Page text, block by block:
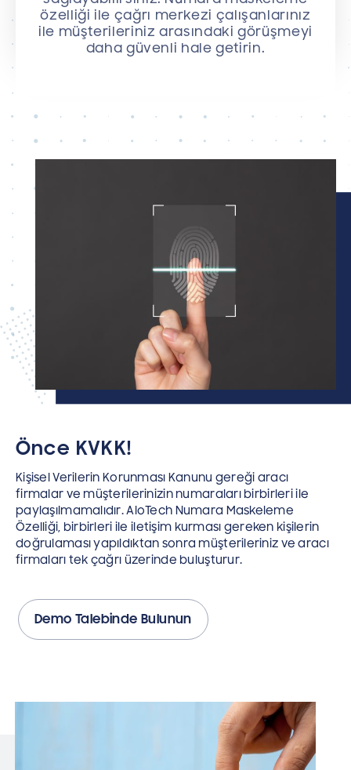
özelliği ile çağrı merkezi çalışanlarınız
ile müşterileriniz arasındaki görüşmeyi
daha güvenli hale getirin.
Önce KVKK!
Kişisel Verilerin Korunması Kanunu gereği aracı
firmalar ve müşterilerinizin numaraları birbirleri ile
paylaşılmamalıdır. AloTech Numara Maskeleme
Özelliği, birbirleri ile iletişim kurması gereken kişilerin
doğrulaması yapıldıktan sonra müşterileriniz ve aracı
firmaları tek çağrı üzerinde buluşturur.
Demo Talebinde Bulunun